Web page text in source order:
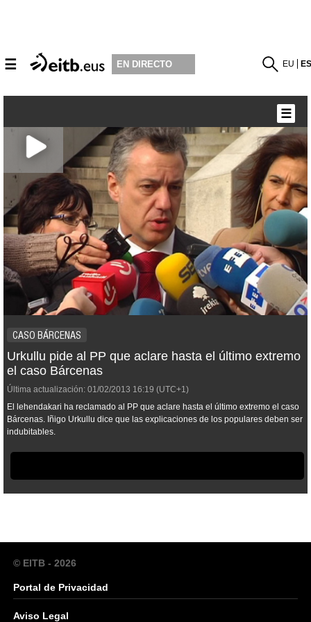
☰ EN DIRECTO EU
CASO BÁRCENAS
Urkullu pide al PP que aclare hasta el último extremo
el caso Bárcenas
Última actualización: 01/02/2013 16:19 (UTC+1)
El lehendakari ha reclamado al PP que aclare hasta el último extremo el caso
Bárcenas. Iñigo Urkullu dice que las explicaciones de los populares deben ser
indubitables.
☰
© EITB - 2026
Portal de Privacidad
Aviso Legal